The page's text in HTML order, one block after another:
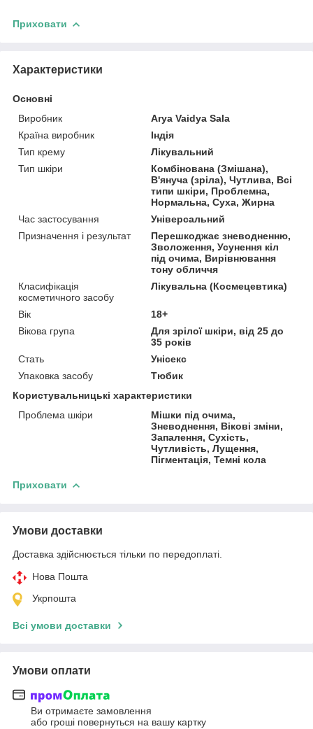
Приховати
Характеристики
Основні
Виробник
Arya Vaidya Sala
Країна виробник
Індія
Тип крему
Лікувальний
Тип шкіри
Комбінована (Змішана),
В'януча (зріла), Чутлива, Всі
типи шкіри, Проблемна,
Нормальна, Суха, Жирна
Час застосування
Універсальний
Призначення і результат
Перешкоджає зневодненню,
Зволоження, Усунення кіл
під очима, Вирівнювання
тону обличчя
Класифікація
косметичного засобу
Лікувальна (Космецевтика)
Вік
18+
Вікова група
Для зрілої шкіри, від 25 до
35 років
Стать
Унісекс
Упаковка засобу
Тюбик
Користувальницькі характеристики
Проблема шкіри
Мішки під очима,
Зневоднення, Вікові зміни,
Запалення, Сухість,
Чутливість, Лущення,
Пігментація, Темні кола
Приховати
Умови доставки
Доставка здійснюється тільки по передоплаті.
Нова Пошта
Укрпошта
Всі умови доставки
Умови оплати
Ви отримаєте замовлення
або гроші повернуться на вашу картку